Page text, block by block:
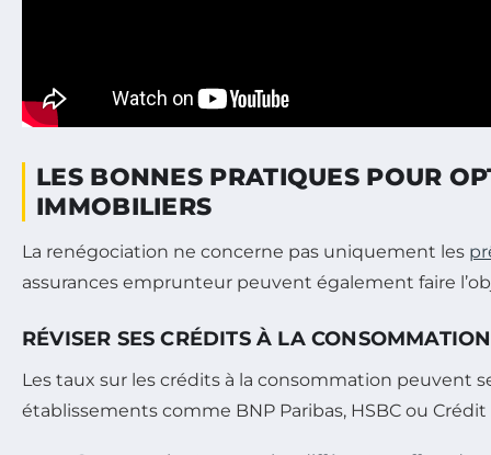
LES BONNES PRATIQUES POUR
IMMOBILIERS
La renégociation ne concerne pas uniquement les
assurances emprunteur peuvent également faire
RÉVISER SES CRÉDITS À LA
Les taux sur les crédits à la consommation peuvent
établissements comme BNP Paribas, HSBC ou